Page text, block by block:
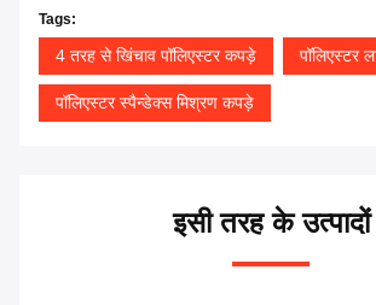
Tags:
4 तरह से खिंचाव पॉलिएस्टर कपड़े पॉलिएस्टर
पॉलिएस्टर स्पैन्डेक्स मिश्रण कपड़े
इसी तरह के उत्पादों